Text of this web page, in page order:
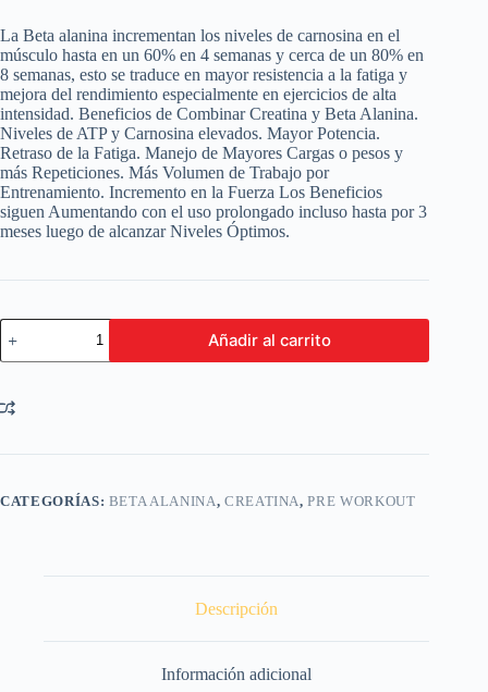
La Beta alanina incrementan los niveles de carnosina en el
músculo hasta en un 60% en 4 semanas y cerca de un 80% en
8 semanas, esto se traduce en mayor resistencia a la fatiga y
mejora del rendimiento especialmente en ejercicios de alta
intensidad. Beneficios de Combinar Creatina y Beta Alanina.
Niveles de ATP y Carnosina elevados. Mayor Potencia.
Retraso de la Fatiga. Manejo de Mayores Cargas o pesos y
más Repeticiones. Más Volumen de Trabajo por
Entrenamiento. Incremento en la Fuerza Los Beneficios
siguen Aumentando con el uso prolongado incluso hasta por 3
meses luego de alcanzar Niveles Óptimos.
Creatina
Beta
1
Kg
120
sin
sabor
Añadir al carrito
CATEGORÍAS: BETA ALANINA, CREATINA,PRE WORKOUT
Descripción
Información adicional